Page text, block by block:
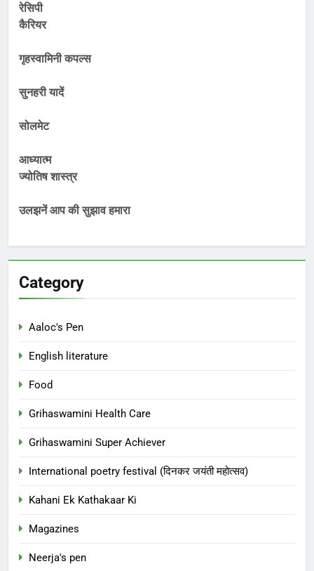
रेसिपी
कैरियर
गृहस्वामिनी कपल्स
सुनहरी यादें
सोलमेट
आध्यात्म
ज्योतिष शास्त्र
उलझनें आप की सुझाव हमारा
Category
Aaloc's Pen
English literature
Food
Grihaswamini Health Care
Grihaswamini Super Achiever
International poetry festival (दिनकर जयंती महोत्सव)
Kahani Ek Kathakaar Ki
Magazines
Neerja's pen